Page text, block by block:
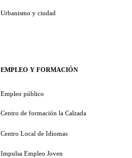
Urbanismo y ciudad
EMPLEO Y FORMACIÓN
Empleo público
Centro de formación la Calzada
Centro Local de Idiomas
Impulsa Empleo Joven